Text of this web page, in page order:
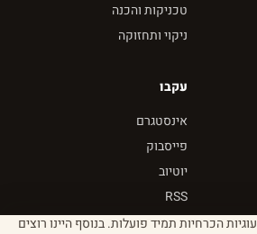
טכניקות והכנה
ניקוי ותחזוקה
עקבו
אינסטגרם
פייסבוק
יוטיוב
RSS
עוגיות הכרחיות תמיד פועלות. בנוסף היינו רוצים